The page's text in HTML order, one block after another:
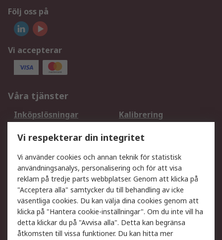
Följ oss på
Vi accepterar
Våra tjänster
Inköpslösningar
Kalibrering
DesignSpark
Teknisk Support
Ditt lokala säljteam
Exportlösningar
Support
Få hjälp
Retur av varor
Leverans
Spåra din order
Begär en fakturakopi
Fördelar med RS-konto
Vi respekterar din integritet
Vi använder cookies och annan teknik för statistisk
användningsanalys, personalisering och för att visa
reklam på tredje parts webbplatser. Genom att klicka på
"Acceptera alla" samtycker du till behandling av icke
väsentliga cookies. Du kan välja dina cookies genom att
klicka på "Hantera cookie-inställningar". Om du inte vill ha
detta klickar du på "Avvisa alla". Detta kan begränsa
åtkomsten till vissa funktioner. Du kan hitta mer